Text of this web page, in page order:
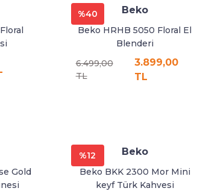
%40 Beko
Beko HRHB 5050 Floral El
Blenderi
6.499,00
TL
3.899,00
TL
Gold
%12 Beko
Beko BKK 2300 Mor Mini
keyf Türk Kahvesi